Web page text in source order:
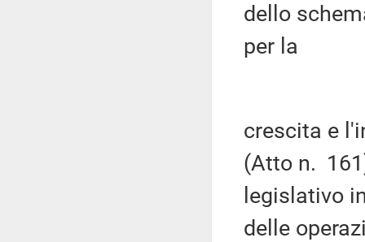
dello
per la
crescita e
(Atto n.
legislativo
delle